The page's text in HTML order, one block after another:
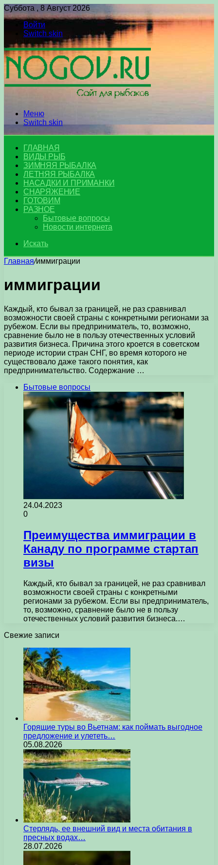
Суббота , 8 Август 2026
Войти
Switch skin
Меню
Switch skin
ГЛАВНАЯ
ВИДЫ РЫБ
ЗИМНЯЯ РЫБАЛКА
ЛЕТНЯЯ РЫБАЛКА
НАСАДКИ И ПРИМАНКИ
СНАРЯЖЕНИЕ
ГОТОВИМ
РАЗНОЕ
Бытовые вопросы
Новости интернета
Искать
Главная/иммиграции
иммиграции
Каждый, кто бывал за границей, не раз сравнивал
возможности своей страны с конкретными регионами за
рубежом. Если вы предприниматель, то, возможно,
сравнение было не в пользу отечественных условий
развития бизнеса. Причина этого кроется в советском
периоде истории стран СНГ, во время которого не
существовало даже такого понятия, как
предпринимательство. Содержание …
Бытовые вопросы
24.04.2023
0
Преимущества иммиграции в
Канаду по программе стартап
визы
Каждый, кто бывал за границей, не раз сравнивал
возможности своей страны с конкретными
регионами за рубежом. Если вы предприниматель,
то, возможно, сравнение было не в пользу
отечественных условий развития бизнеса.…
Свежие записи
Горящие туры во Вьетнам: как поймать выгодное
предложение и улететь…
05.08.2026
Стерлядь, ее внешний вид и места обитания в
пресных водах…
28.07.2026